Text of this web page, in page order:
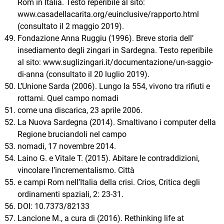
Rom in Italia. Testo reperibile al sito:
www.casadellacarita.org/euinclusive/rapporto.html
(consultato il 2 maggio 2019).
Fondazione Anna Ruggiu (1996). Breve storia dell’
insediamento degli zingari in Sardegna. Testo reperibile
al sito: www.suglizingari.it/documentazione/un-saggio-
di-anna (consultato il 20 luglio 2019).
L’Unione Sarda (2006). Lungo la 554, vivono tra rifiuti e
rottami. Quel campo nomadi
come una discarica, 23 aprile 2006.
La Nuova Sardegna (2014). Smaltivano i computer della
Regione bruciandoli nel campo
nomadi, 17 novembre 2014.
Laino G. e Vitale T. (2015). Abitare le contraddizioni,
vincolare l’incrementalismo. Città
e campi Rom nell’Italia della crisi. Crios, Critica degli
ordinamenti spaziali, 2: 23-31.
DOI: 10.7373/82133
Lancione M., a cura di (2016). Rethinking life at